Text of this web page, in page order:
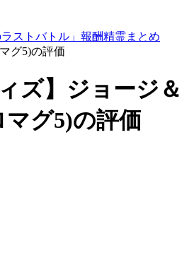
ストバトル」報酬精霊まとめ
グ5)の評価
ズ】ジョージ＆
グ5)の評価